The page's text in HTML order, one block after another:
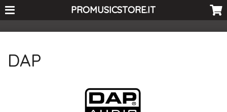
<-- Curio's GSC -->PROMUSICSTORE.IT
DAP